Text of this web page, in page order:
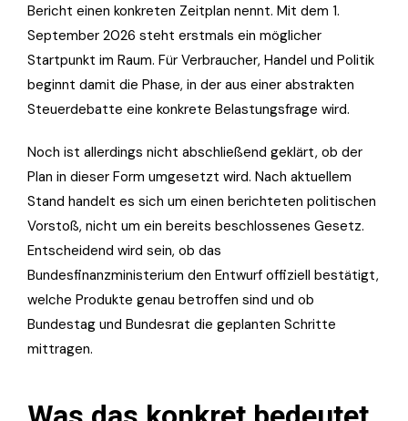
Bericht einen konkreten Zeitplan nennt. Mit dem 1.
September 2026 steht erstmals ein möglicher
Startpunkt im Raum. Für Verbraucher, Handel und Politik
beginnt damit die Phase, in der aus einer abstrakten
Steuerdebatte eine konkrete Belastungsfrage wird.
Noch ist allerdings nicht abschließend geklärt, ob der
Plan in dieser Form umgesetzt wird. Nach aktuellem
Stand handelt es sich um einen berichteten politischen
Vorstoß, nicht um ein bereits beschlossenes Gesetz.
Entscheidend wird sein, ob das
Bundesfinanzministerium den Entwurf offiziell bestätigt,
welche Produkte genau betroffen sind und ob
Bundestag und Bundesrat die geplanten Schritte
mittragen.